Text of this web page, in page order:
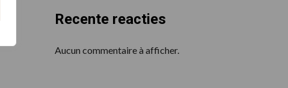
Recente reacties
Aucun commentaire à afficher.